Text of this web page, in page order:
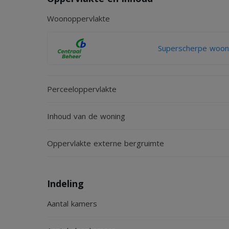
- Gelegen in een karaktervol dorp met vele
Woonoppervlakte
Superscherpe
Perceeloppervlakte
Inhoud van de woning
Oppervlakte externe bergruimte
Indeling
Aantal kamers